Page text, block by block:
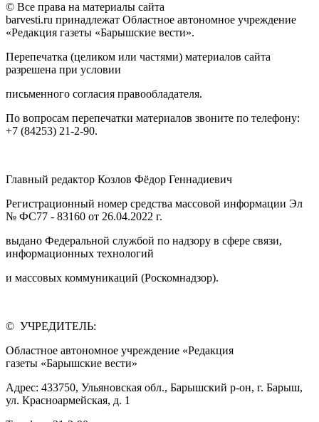
© Все права на материалы сайта
barvesti.ru принадлежат Областное автономное учреждение
«Редакция газеты «Барышские вести».
Перепечатка (целиком или частями) материалов сайта
разрешена при условии
письменного согласия правообладателя.
По вопросам перепечатки материалов звоните по телефону:
+7 (84253) 21-2-90.
Главный редактор Козлов Фёдор Геннадиевич
Регистрационный номер средства массовой информации Эл
№ ФС77 - 83160 от 26.04.2022 г.
выдано Федеральной службой по надзору в сфере связи,
информационных технологий
и массовых коммуникаций (Роскомнадзор).
© УЧРЕДИТЕЛЬ:
Областное автономное учреждение «Редакция
газеты «Барышские вести»
Адрес: 433750, Ульяновская обл., Барышский р-он, г. Барыш,
ул. Красноармейская, д. 1